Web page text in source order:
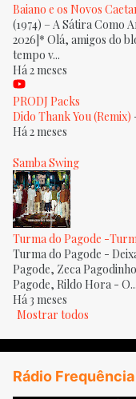
Baiano e os Novos
(1974) – A Sátira Como
2026]* Olá, amigos do
tempo v...
Há 2 meses
PRODJ Packs
Dido Thank You (Remix)
Há 2 meses
Samba Swing
Turma do Pagode -
Turma do Pagode -
Pagode, Zeca
Pagode, Rildo Hora - O...
Há 3 meses
Mostrar todos
Rádio